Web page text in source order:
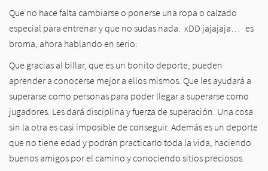
Que no hace falta cambiarse o ponerse una ropa o calzado
especial para entrenar y que no sudas nada. xDD jajajaja… es
broma, ahora hablando en serio:
Que gracias al billar, que es un bonito deporte, pueden
aprender a conocerse mejor a ellos mismos. Que les ayudará a
superarse como personas para poder llegar a superarse como
jugadores. Les dará disciplina y fuerza de superación. Una cosa
sin la otra es casi imposible de conseguir. Además es un deporte
que no tiene edad y podrán practicarlo toda la vida, haciendo
buenos amigos por el camino y conociendo sitios preciosos.